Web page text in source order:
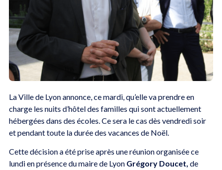
La Ville de Lyon annonce, ce mardi, qu’elle va prendre en
charge les nuits d’hôtel des familles qui sont actuellement
hébergées dans des écoles. Ce sera le cas dès vendredi soir
et pendant toute la durée des vacances de Noël.
Cette décision a été prise après une réunion organisée ce
lundi en présence du maire de Lyon Grégory Doucet, de